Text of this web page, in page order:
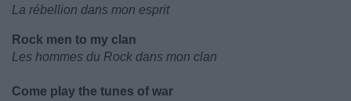
La rébellion dans mon esprit
Rock men to my clan
Les hommes du Rock dans mon clan
Come play the tunes of war